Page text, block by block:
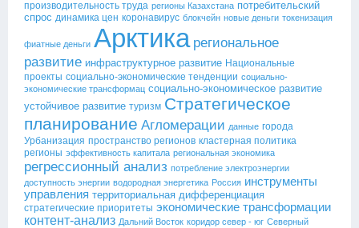
производительность труда регионы Казахстана потребительский
спрос динамика цен коронавирус блокчейн новые деньги токенизация
фиатные деньги Арктика региональное
развитие инфраструктурное развитие Национальные
проекты социально-экономические тенденции социально-
экономические трансформац социально-экономическое развитие
устойчивое развитие туризм Стратегическое
планирование Агломерации данные города
Урбанизация пространство регионов кластерная политика
регионы эффективность капитала региональная экономика
регрессионный анализ потребление электроэнергии
доступность энергии водородная энергетика Россия инструменты
управления территориальная дифференциация
стратегические приоритеты экономические трансформации
контент-анализ Дальний Восток коридор север - юг Северный